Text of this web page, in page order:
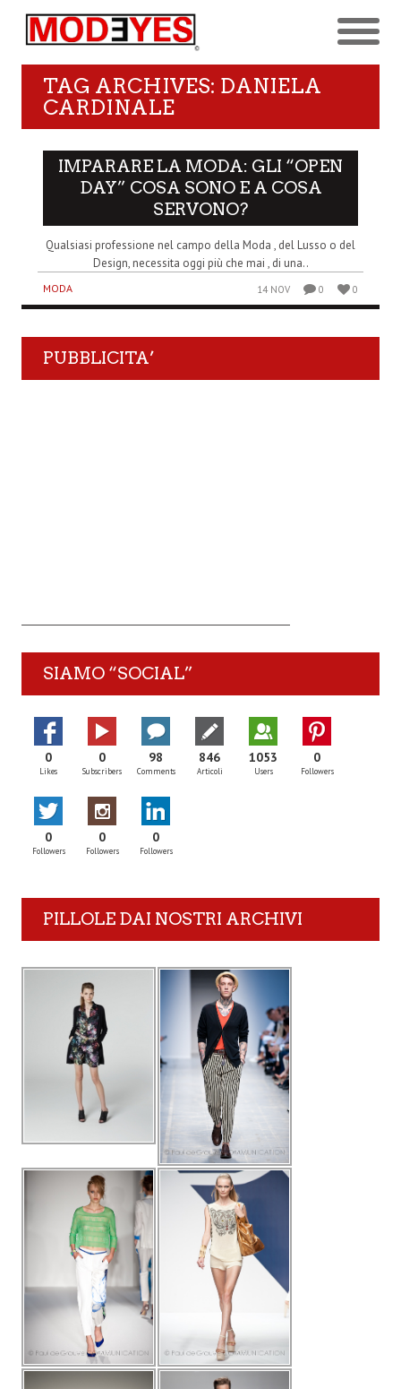
TAG ARCHIVES: DANIELA
CARDINALE
IMPARARE LA MODA: GLI “OPEN
DAY” COSA SONO E A COSA
SERVONO?
Qualsiasi professione nel campo della Moda , del Lusso o del
Design, necessita oggi più che mai , di una..
MODA 14 NOV 0 0
PUBBLICITA’
SIAMO “SOCIAL”
0
Likes
0
Subscribers
98
Comments
846
Articoli
1053
Users
0
Followers
0
Followers
0
Followers
0
Followers
PILLOLE DAI NOSTRI ARCHIVI